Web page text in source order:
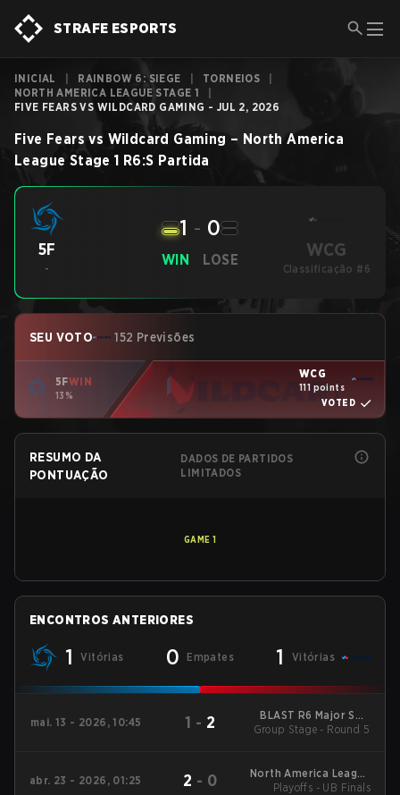
STRAFE ESPORTS
INICIAL RAINBOW 6: SIEGE TORNEIOS
NORTH AMERICA LEAGUE STAGE 1
FIVE FEARS VS WILDCARD GAMING - JUL 2, 2026
Five Fears vs Wildcard Gaming – North America
League Stage 1 R6:S Partida
5F
-
WIN
1 - 0
LOSE WCG
Classificação #6
SEU VOTO 152 Previsões
5FWIN
13%
WCG
111 points
VOTED
RESUMO DA
PONTUAÇÃO
DADOS DE PARTIDOS
LIMITADOS
GAME 1
ENCONTROS ANTERIORES
1 Vitórias 0 Empates 1 Vitórias
mai. 13 - 2026, 10:45 1 - 2
BLAST R6 Major Salt
Lake City
Group Stage - Round 5
abr. 23 - 2026, 01:25 2 - 0
North America League
- North America
Playoffs - UB Finals